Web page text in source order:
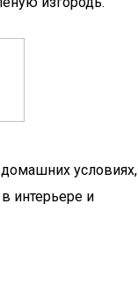
условиях,
интерьере и